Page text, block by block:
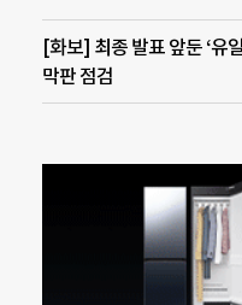
[화보] 최종 발표 앞둔 ‘유
막판 점검